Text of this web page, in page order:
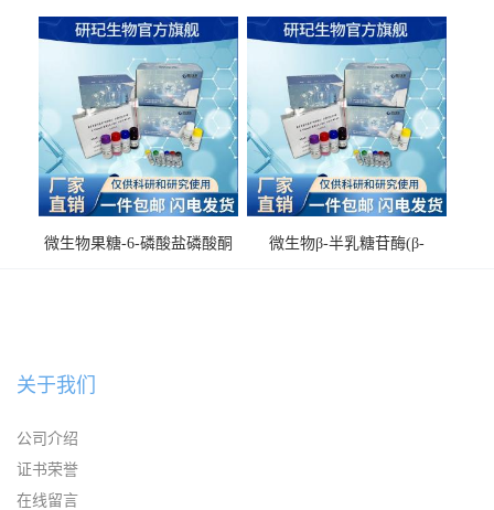
微生物果糖-6-磷酸盐磷酸酮
微生物β-半乳糖苷酶(β-
关于我们
公司介绍
证书荣誉
在线留言